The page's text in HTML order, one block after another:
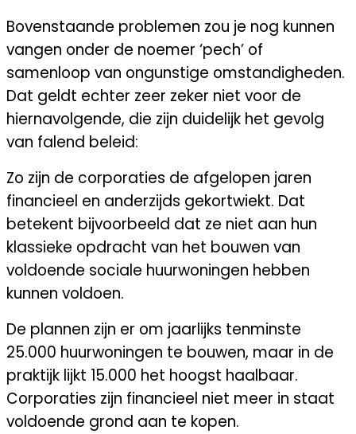
Bovenstaande problemen zou je nog kunnen
vangen onder de noemer ‘pech’ of
samenloop van ongunstige omstandigheden.
Dat geldt echter zeer zeker niet voor de
hiernavolgende, die zijn duidelijk het gevolg
van falend beleid:
Zo zijn de corporaties de afgelopen jaren
financieel en anderzijds gekortwiekt. Dat
betekent bijvoorbeeld dat ze niet aan hun
klassieke opdracht van het bouwen van
voldoende sociale huurwoningen hebben
kunnen voldoen.
De plannen zijn er om jaarlijks tenminste
25.000 huurwoningen te bouwen, maar in de
praktijk lijkt 15.000 het hoogst haalbaar.
Corporaties zijn financieel niet meer in staat
voldoende grond aan te kopen.